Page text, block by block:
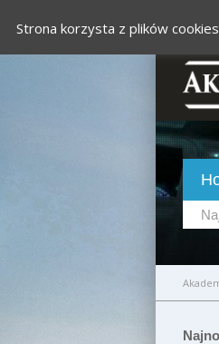
Strona korzysta z plików